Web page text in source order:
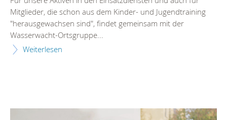
Mitglieder, die schon aus dem Kinder- und Jugendtraining
"herausgewachsen sind", findet gemeinsam mit der
Wasserwacht-Ortsgruppe...
Weiterlesen